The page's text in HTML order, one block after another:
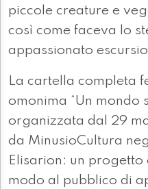
piccole creature e
così come faceva lo
appassionato
La cartella completa
omonima “Un mondo
organizzata dal 29
da MinusioCultura
Elisarion: un progetto
modo al pubblico di